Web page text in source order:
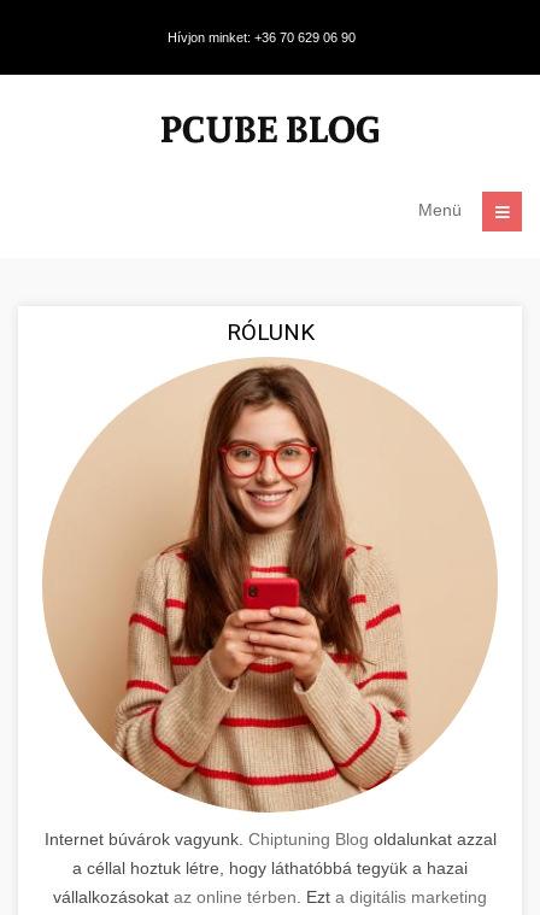
Hívjon minket: +36 70 629 06 90
Menü
RÓLUNK
Internet búvárok vagyunk. Chiptuning Blog oldalunkat azzal
a céllal hoztuk létre, hogy láthatóbbá tegyük a hazai
vállalkozásokat az online térben . Ezt a digitális marketing